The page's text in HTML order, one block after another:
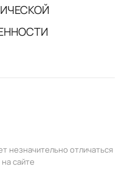
незначительно отличаться
сайте